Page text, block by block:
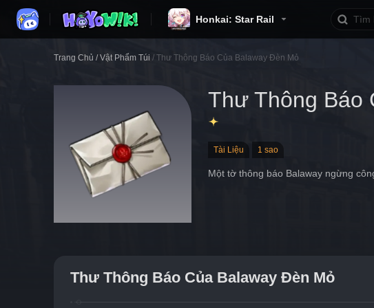
Honkai: Star Rail
Trang Chủ / Vật Phẩm Túi / Thư Thông Báo Của Balaway Đèn Mỏ
Thư Thông Báo
Tài Liệu 1 sao
Một tờ thông báo Balaway ngừng
Thư Thông Báo Của Balaway Đèn Mỏ